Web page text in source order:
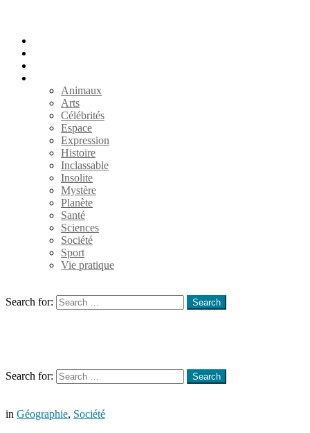
Animaux
Arts
Célébrités
Espace
Expression
Histoire
Inclassable
Insolite
Mystère
Planète
Santé
Sciences
Société
Sport
Vie pratique
Search for:
Search
Search for:
Search
in Géographie, Société